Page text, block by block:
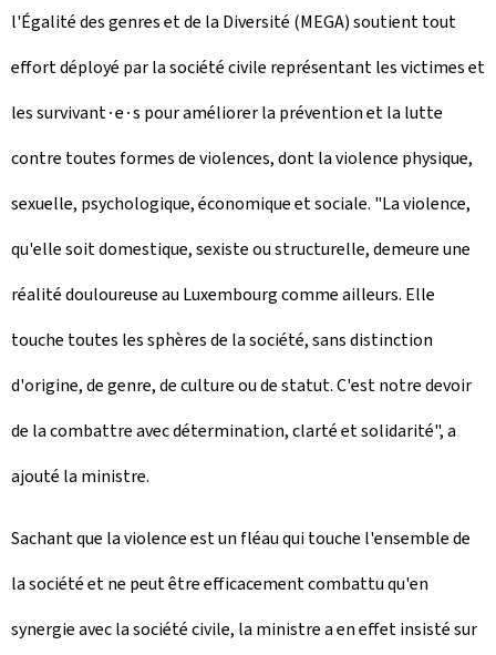
l'Égalité des genres et de la Diversité (MEGA) soutient tout
effort déployé par la société civile représentant les victimes et
les survivant∙e∙s pour améliorer la prévention et la lutte
contre toutes formes de violences, dont la violence physique,
sexuelle, psychologique, économique et sociale. "La violence,
qu'elle soit domestique, sexiste ou structurelle, demeure une
réalité douloureuse au Luxembourg comme ailleurs. Elle
touche toutes les sphères de la société, sans distinction
d'origine, de genre, de culture ou de statut. C'est notre devoir
de la combattre avec détermination, clarté et solidarité", a
ajouté la ministre.
Sachant que la violence est un fléau qui touche l'ensemble de
la société et ne peut être efficacement combattu qu'en
synergie avec la société civile, la ministre a en effet insisté sur